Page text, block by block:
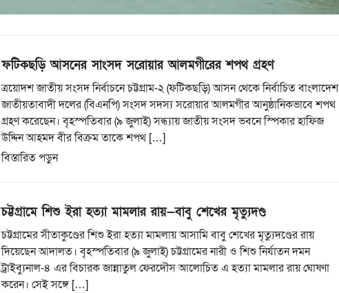
ফটিকছড়ি আসনের সাংসদ সরোয়ার আলমগীরের শপথ গ্রহণ
ত্রয়োদশ জাতীয় সংসদ নির্বাচনে চট্টগ্রাম-২ (ফটিকছড়ি) আসন থেকে নির্বাচিত বাংলাদেশ
জাতীয়তাবাদী দলের (বিএনপি) সংসদ সদস্য সরোয়ার আলমগীর আনুষ্ঠানিকভাবে শপথ
গ্রহণ করেছেন। বৃহস্পতিবার (৯ জুলাই) সন্ধ্যায় জাতীয় সংসদ ভবনে স্পিকার হাফিজ
উদ্দিন আহমদ বীর বিক্রম তাকে শপথ […]
বিস্তারিত পড়ুন
চট্টগ্রামে শিশু ইরা হত্যা মামলার রায়—বাবু শেখের মৃত্যুদণ্ড
চট্টগ্রামের সীতাকুণ্ডের শিশু ইরা হত্যা মামলায় আসামি বাবু শেখের মৃত্যুদণ্ডের রায়
দিয়েছেন আদালত। বৃহস্পতিবার (৯ জুলাই) চট্টগ্রামের নারী ও শিশু নির্যাতন দমন
ট্রাইব্যুনাল-৪ এর বিচারক জান্নাতুল ফেরদৌস আলোচিত এ হত্যা মামলার রায় ঘোষণা
করেন। সেই সঙ্গে […]